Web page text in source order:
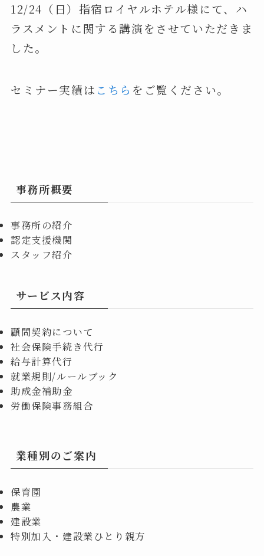
12/24（日）指宿ロイヤルホテル様にて、ハ
ラスメントに関する講演をさせていただきま
した。
セミナー実績は こちら をご覧ください。
事務所概要
事務所の紹介
認定支援機関
スタッフ紹介
サービス内容
顧問契約について
社会保険手続き代行
給与計算代行
就業規則/ルールブック
助成金補助金
労働保険事務組合
業種別のご案内
保育園
農業
建設業
特別加入・建設業ひとり親方